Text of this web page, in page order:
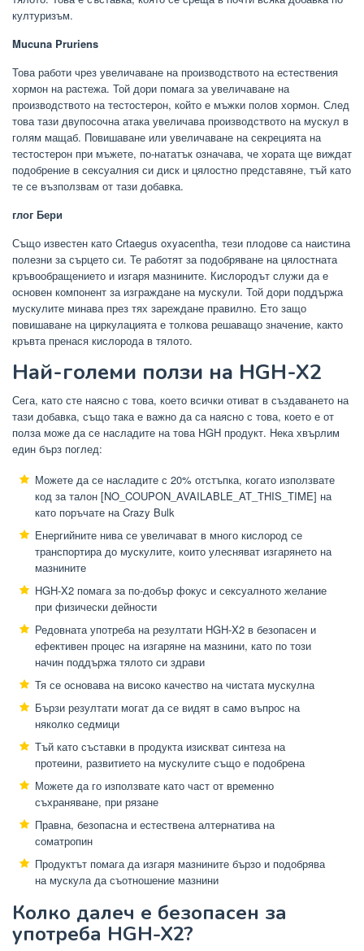
културизъм.
Mucuna Pruriens
Това работи чрез увеличаване на производството на естествения
хормон на растежа. Той дори помага за увеличаване на
производството на тестостерон, който е мъжки полов хормон. След
това тази двупосочна атака увеличава производството на мускул в
голям мащаб. Повишаване или увеличаване на секрецията на
тестостерон при мъжете, по-нататък означава, че хората ще виждат
подобрение в сексуалния си диск и цялостно представяне, тъй като
те се възползвам от тази добавка.
глог Бери
Също известен като Crtaegus oxyacentha, тези плодове са наистина
полезни за сърцето си. Те работят за подобряване на цялостната
кръвообращението и изгаря мазнините. Кислородът служи да е
основен компонент за изграждане на мускули. Той дори поддържа
мускулите минава през тях зареждане правилно. Ето защо
повишаване на циркулацията е толкова решаващо значение, както
кръвта пренася кислорода в тялото.
Най-големи ползи на HGH-X2
Сега, като сте наясно с това, което всички отиват в създаването на
тази добавка, също така е важно да са наясно с това, което е от
полза може да се насладите на това HGH продукт. Нека хвърлим
един бърз поглед:
Можете да се насладите с 20% отстъпка, когато използвате
код за талон [NO_COUPON_AVAILABLE_AT_THIS_TIME] на
като поръчате на Crazy Bulk
Енергийните нива се увеличават в много кислород се
транспортира до мускулите, които улесняват изгарянето на
мазнините
HGH-X2 помага за по-добър фокус и сексуалното желание
при физически дейности
Редовната употреба на резултати HGH-X2 в безопасен и
ефективен процес на изгаряне на мазнини, като по този
начин поддържа тялото си здрави
Тя се основава на високо качество на чистата мускулна
Бързи резултати могат да се видят в само въпрос на
няколко седмици
Тъй като съставки в продукта изискват синтеза на
протеини, развитието на мускулите също е подобрена
Можете да го използвате като част от временно
съхраняване, при рязане
Правна, безопасна и естествена алтернатива на
соматропин
Продуктът помага да изгаря мазнините бързо и подобрява
на мускула да съотношение мазнини
Колко далеч е безопасен за
употреба HGH-X2?